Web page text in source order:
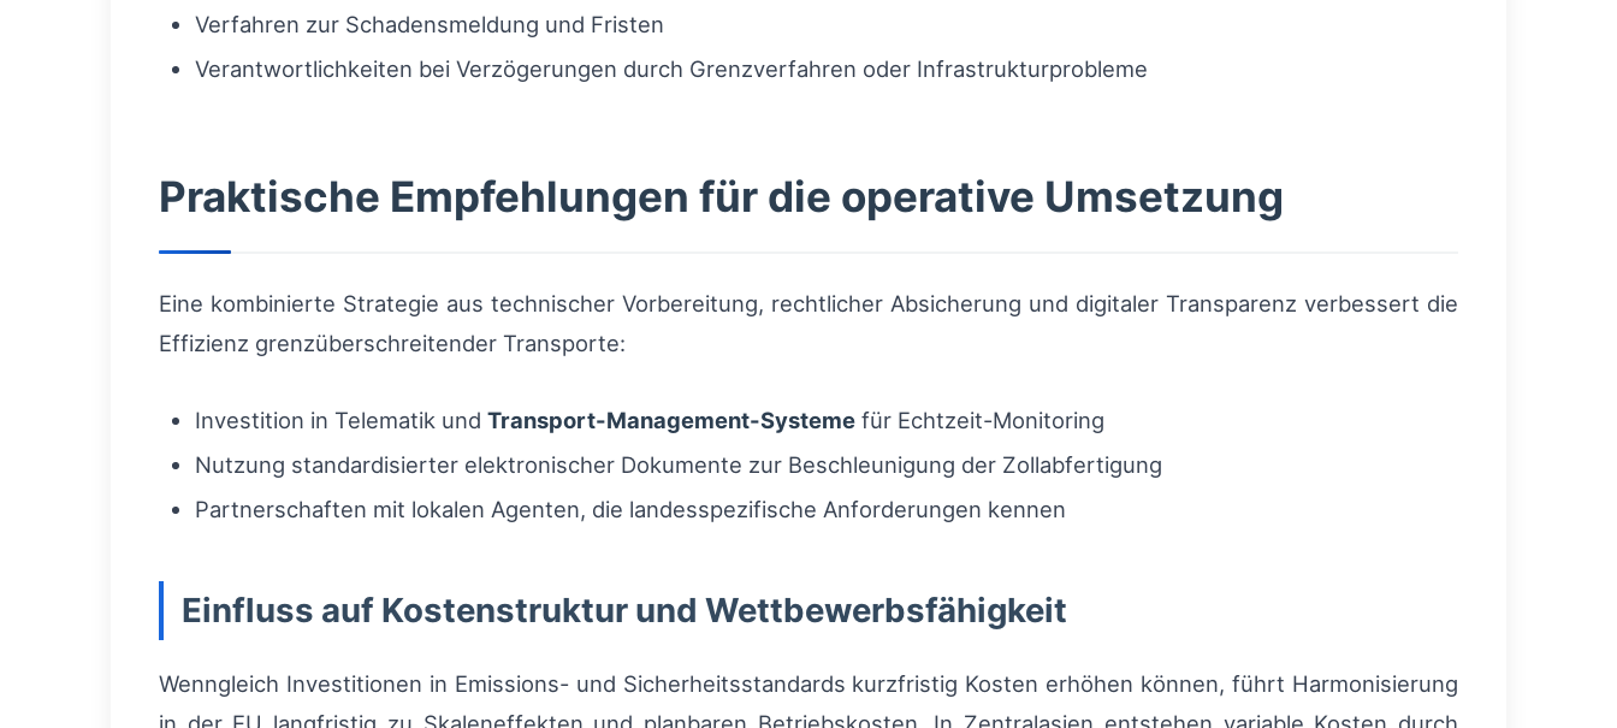
Verfahren zur Schadensmeldung und Fristen
Verantwortlichkeiten bei Verzögerungen durch Grenzverfahren oder Infrastrukturprobleme
Praktische Empfehlungen für die operative Umsetzung
Eine kombinierte Strategie aus technischer Vorbereitung, rechtlicher Absicherung und digitaler Transparenz verbessert die
Effizienz grenzüberschreitender Transporte:
Investition in Telematik und Transport-Management-Systeme für Echtzeit-Monitoring
Nutzung standardisierter elektronischer Dokumente zur Beschleunigung der Zollabfertigung
Partnerschaften mit lokalen Agenten, die landesspezifische Anforderungen kennen
Einfluss auf Kostenstruktur und Wettbewerbsfähigkeit
Wenngleich Investitionen in Emissions- und Sicherheitsstandards kurzfristig Kosten erhöhen können, führt Harmonisierung